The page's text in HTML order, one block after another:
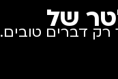
רק דברים טובים.